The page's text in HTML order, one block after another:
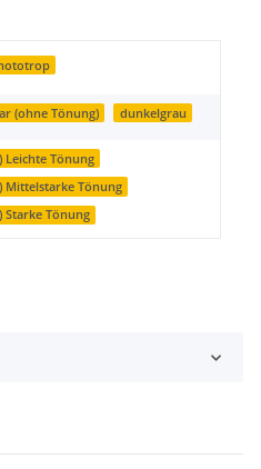
(ohne Tönung) dunkelgrau
Leichte Tönung
Mittelstarke Tönung
Starke Tönung